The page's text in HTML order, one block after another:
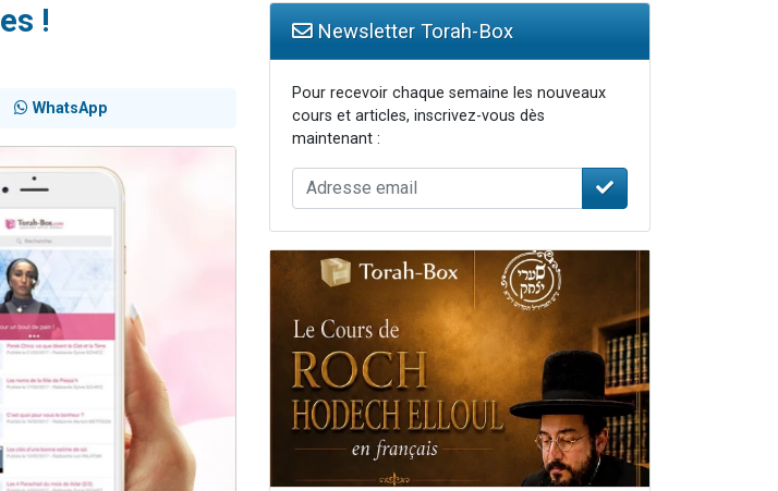
!
WhatsApp
Newsletter Torah-Box
Pour recevoir chaque semaine les nouveaux
cours et articles, inscrivez-vous dès
maintenant :